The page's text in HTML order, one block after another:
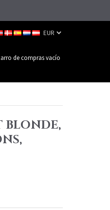
de compras vacío
BLONDE,